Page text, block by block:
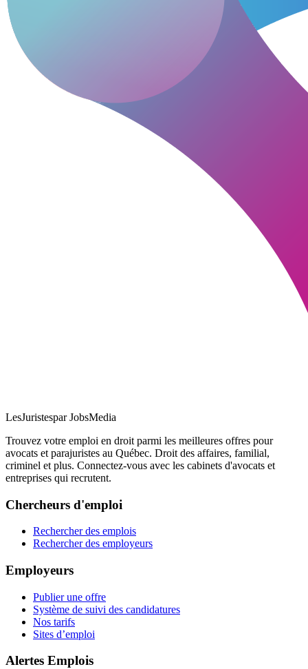
LesJuristespar JobsMedia
Trouvez votre emploi en droit parmi les meilleures offres pour
avocats et parajuristes au Québec. Droit des affaires, familial,
criminel et plus. Connectez-vous avec les cabinets d'avocats et
entreprises qui recrutent.
Chercheurs d'emploi
Rechercher des emplois
Rechercher des employeurs
Employeurs
Publier une offre
Système de suivi des candidatures
Nos tarifs
Sites d’emploi
Alertes Emplois